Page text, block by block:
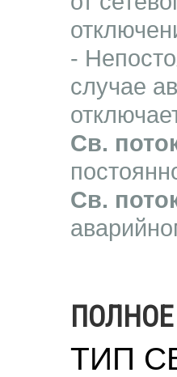
-
случае
Св.
Св.
ТИП